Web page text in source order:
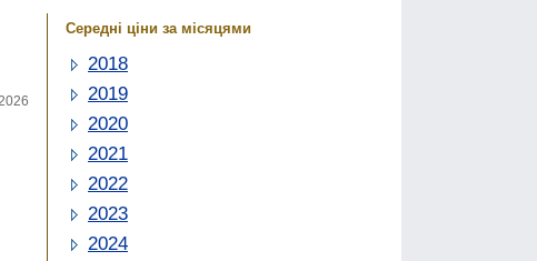
Середні ціни за місяцями
2018
2019
2020
2021
2022
2023
2024